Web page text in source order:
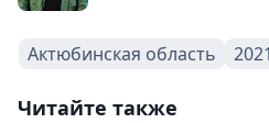
Актюбинская область
Читайте также